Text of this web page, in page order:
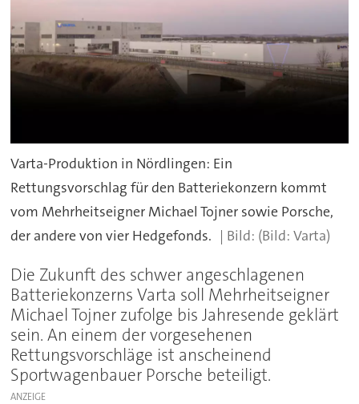
Varta-Produktion in Nördlingen: Ein
Rettungsvorschlag für den Batteriekonzern kommt
vom Mehrheitseigner Michael Tojner sowie Porsche,
der andere von vier Hedgefonds.
(Bild: Varta)
Die Zukunft des schwer angeschlagenen
Batteriekonzerns Varta soll Mehrheitseigner
Michael Tojner zufolge bis Jahresende geklärt
sein. An einem der vorgesehenen
Rettungsvorschläge ist anscheinend
Sportwagenbauer Porsche beteiligt.
ANZEIGE